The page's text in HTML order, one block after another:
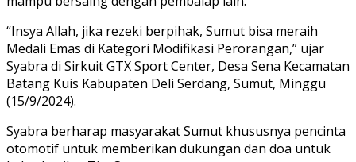
“Insya Allah, jika rezeki berpihak, Sumut bisa meraih
Medali Emas di Kategori Modifikasi Perorangan,” ujar
Syabra di Sirkuit GTX Sport Center, Desa Sena Kecamatan
Batang Kuis Kabupaten Deli Serdang, Sumut, Minggu
(15/9/2024).
Syabra berharap masyarakat Sumut khususnya pencinta
otomotif untuk memberikan dukungan dan doa untuk